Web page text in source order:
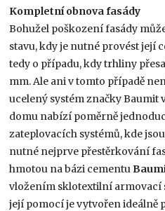
Kompletní obnova fasády
Bohužel poškození fasády
stavu, kdy je nutné provést její
tedy o případu, kdy trhliny
mm. Ale ani v tomto případě
ucelený systém značky Baumit
domu nabízí poměrně
zateplovacích systémů, kde
nutné nejprve přestěrkování
hmotou na bázi cementu
vložením sklotextilní armovací
její pomocí je vytvořen ideálně